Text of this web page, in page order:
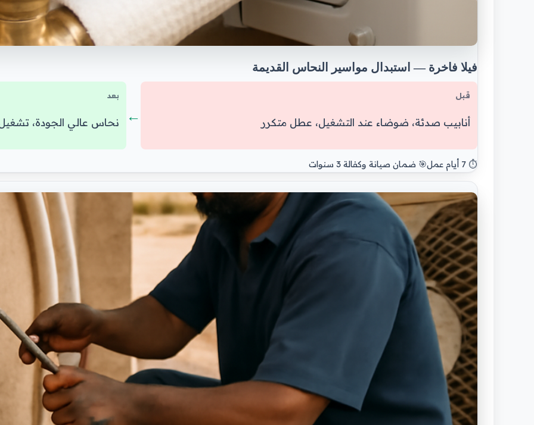
فيلا فاخرة — استبدال مواسير النحاس القديمة
قبل
أنابيب صدئة، ضوضاء عند التشغيل، عطل متكرر ←
بعد
نحاس عالي الجودة،
⏱️ 7 أيام عمل 🎯 ضمان صيانة وكفالة 3 سنوات